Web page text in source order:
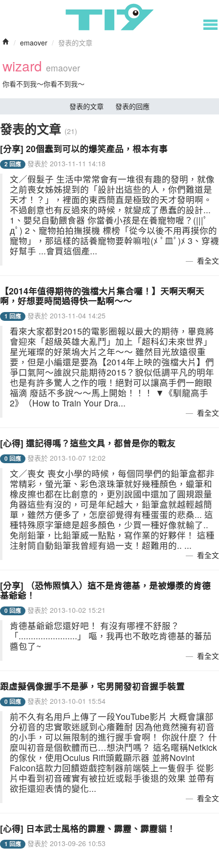
/ emaover / 發表的文章
wizard emaover
你看不到我～你看不到我～
發表的文章 發表的回應
發表的文章 (21)
[分享] 20個蠢到可以的爆笑產品，根本有事
2 回應 發表於 2013-11-11 14:18
文／假髮子 生活中常常會有一堆很有趣的發明，就像
之前喪女姊姊提到的「設計出這些的人，你們難道是
天才！？」，裡面的東西簡直是極致的天才發明啊。
不過創意也有反過來的時候，就變成了愚蠢的設計...
1、嬰兒自動餵食器 你當養小孩是在養寵物喔？(|||ﾟ
дﾟ) 2、寵物拍拍撫摸機 標榜「從今以後不用再摸你的
寵物」，那這樣的話養寵物要幹嘛啦(ﾒ ﾟ皿ﾟ)ﾒ 3、穿襪
好幫手 ...會買這個產...
看全文
【2014年值得期待的強檔大片集合囉！】天啊天啊天
啊，好想要時間過得快一點啊～～
1 回應 發表於 2013-11-04 14:25
看來大家都對2015的電影圈報以最大的期待，畢竟將
會迎來「超級英雄大亂鬥」加上「超科幻未來世界」
星光璀璨的好萊塢大片之年～～ 雖然目光放遠很重
要，但是小編還是要為【2014年上映的強檔大片】們
爭口氣阿～誰說只能期待2015？貌似低調平凡的明年
也是有許多驚人之作的哦！絕對可以讓高手們一飽眼
福滴 廢話不多說～～馬上開始！！！ ▼《馴龍高手
2》（How to Train Your Dra...
看全文
[心得] 還記得嗎？這些文具，都曾是你的戰友
0 回應 發表於 2013-10-07 12:02
文／喪女 喪女小學的時候，每個同學們的鉛筆盒都非
常精彩，螢光筆、彩色滾珠筆就好幾種顏色，蠟筆和
橡皮擦也都在比創意的，更別說國中還加了圓規跟量
角器這些有沒的，可是年紀越大，鉛筆盒就越輕越簡
單，雖然方便多了，怎麼卻覺得有種蛋蛋的悲桑... 這
種特殊原字筆總是超多顏色，少買一種好像就輸了..
免削鉛筆，比鉛筆威一點點，寫作業的好夥伴！ 這種
注射筒自動鉛筆我曾經有過一支！超難用的.. ...
看全文
[分享] （恐怖照慎入）這不是肯德基，是被爆漿的肯德
基爺爺！
0 回應 發表於 2013-10-02 15:21
肯德基爺爺您還好吧！ 有沒有哪裡不舒服？
「........................」 嘔，我再也不敢吃肯德基的蕃茄
醬包了~
看全文
跟虛擬偶像握手不是夢，宅男開發初音握手裝置
0 回應 發表於 2013-10-01 15:54
前不久有名用戶上傳了一段YouTube影片 大概會讓部
分初音的忠實歌迷感到心癢難耐 因為他竟然擁有初音
的小手，可以無限制的進行握手會啊！ 你說什麼？ 什
麼叫初音是個軟體而已…想決鬥嗎？ 這名暱稱Netkick
的傢伙，使用Oculus Rift頭戴顯示器 並將Novint
Falcon這款力回饋遊戲控制器前端裝上一隻假手 從影
片中看到初音確實有被拉近或鬆手後退的效果 並帶有
欲拒還迎表情的變化...
看全文
[心得] 日本武士風格的霹靂、霹靂、霹靂貓！
1 回應 發表於 2013-09-26 10:53